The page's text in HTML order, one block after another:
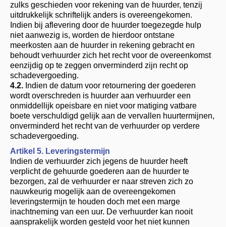
zulks geschieden voor rekening van de huurder, tenzij
uitdrukkelijk schriftelijk anders is overeengekomen.
Indien bij aflevering door de huurder toegezegde hulp
niet aanwezig is, worden de hierdoor ontstane
meerkosten aan de huurder in rekening gebracht en
behoudt verhuurder zich het recht voor de overeenkomst
eenzijdig op te zeggen onverminderd zijn recht op
schadevergoeding.
4.2. Indien de datum voor retournering der goederen
wordt overschreden is huurder aan verhuurder een
onmiddellijk opeisbare en niet voor matiging vatbare
boete verschuldigd gelijk aan de vervallen huurtermijnen,
onverminderd het recht van de verhuurder op verdere
schadevergoeding.
Artikel 5. Leveringstermijn
Indien de verhuurder zich jegens de huurder heeft
verplicht de gehuurde goederen aan de huurder te
bezorgen, zal de verhuurder er naar streven zich zo
nauwkeurig mogelijk aan de overeengekomen
leveringstermijn te houden doch met een marge
inachtneming van een uur. De verhuurder kan nooit
aansprakelijk worden gesteld voor het niet kunnen